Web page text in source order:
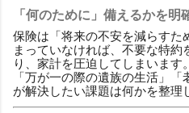
「何のために」備えるかを明
保険は「将来の不安を減らすた
まっていなければ、不要な特
り、家計を圧迫してしまいます
「万が一の際の遺族の生活」
が解決したい課題は何かを整理